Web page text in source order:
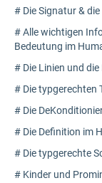
# Die Signatur &
# Alle wichtigen
Bedeutung im
# Die Linien und
# Die typgerechten
# Die
# Die Definition im
# Die typgerechte
# Kinder und